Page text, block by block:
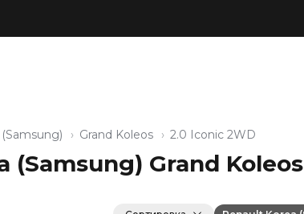
Grand Koleos 2.0 Iconic 2WD
(Samsung) Grand